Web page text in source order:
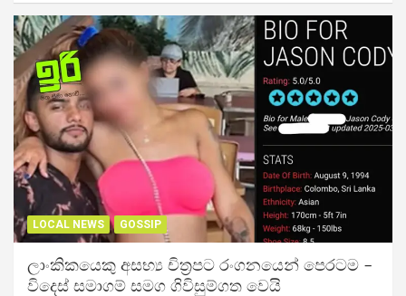
LOCAL NEWS GOSSIP
ලාංකිකයෙකු අසභ්‍ය චිත්‍රපට රංගනයෙන් පෙරටම –
විදෙස් සමාගම් සමග ගිවිසුම්ගත වෙයි